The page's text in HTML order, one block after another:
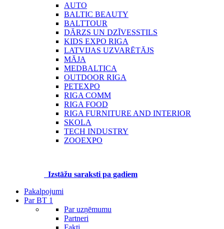
AUTO
BALTIC BEAUTY
BALTTOUR
DĀRZS UN DZĪVESSTILS
KIDS EXPO RIGA
LATVIJAS UZVARĒTĀJS
MĀJA
MEDBALTICA
OUTDOOR RIGA
PETEXPO
RIGA COMM
RIGA FOOD
RIGA FURNITURE AND INTERIOR
SKOLA
TECH INDUSTRY
ZOOEXPO
Izstāžu saraksti pa gadiem
Pakalpojumi
Par BT 1
Par uzņēmumu
Partneri
Fakti